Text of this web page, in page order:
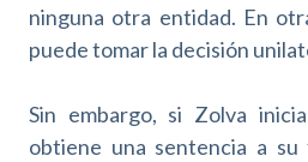
d
a
ninguna otra entidad. En
puede tomar la decisión
Sin embargo, si Zolva
obtiene una sentencia a su